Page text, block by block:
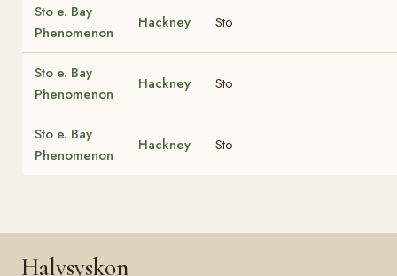
Sto e. Bay
Phenomenon
Hackney Sto
Sto e. Bay
Phenomenon
Hackney Sto
Sto e. Bay
Phenomenon
Hackney Sto
Halvsyskon